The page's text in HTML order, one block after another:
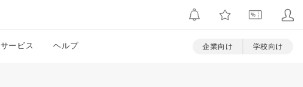
サービス ヘルプ 企業向け 学校向け